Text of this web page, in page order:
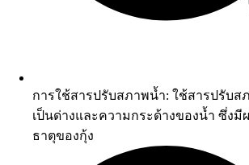
การใช้สารปรับสภาพน้ำ: ใช้สารปรับส
เป็นด่างและความกระด้างของน้ำ ซึ่งมี
ธาตุของกุ้ง